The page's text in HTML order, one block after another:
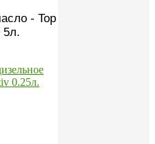
- Top
5л.